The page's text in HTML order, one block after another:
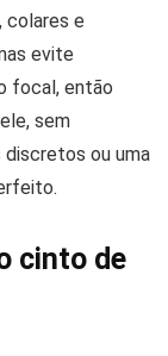
colares e
evite
focal, então
sem
ou uma
cinto de